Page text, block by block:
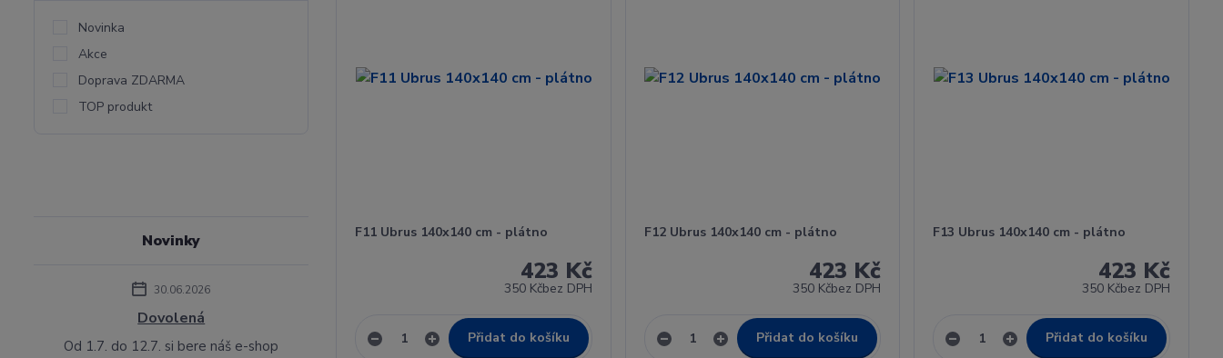
F11 Ubrus 140x140 cm - plátno
423 Kč
350 Kčbez DPH
Přidat do košíku
F12 Ubrus 140x140 cm - plátno
423 Kč
350 Kčbez DPH
Přidat do košíku
F13 Ubrus 140x140 cm - plátno
423 Kč
350 Kčbez DPH
Přidat do košíku
Novinka
Akce
Doprava ZDARMA
TOP produkt
Novinky
30.06.2026
Dovolená
Od 1.7. do 12.7. si bere náš e-shop